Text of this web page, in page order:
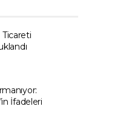
İfadeleri